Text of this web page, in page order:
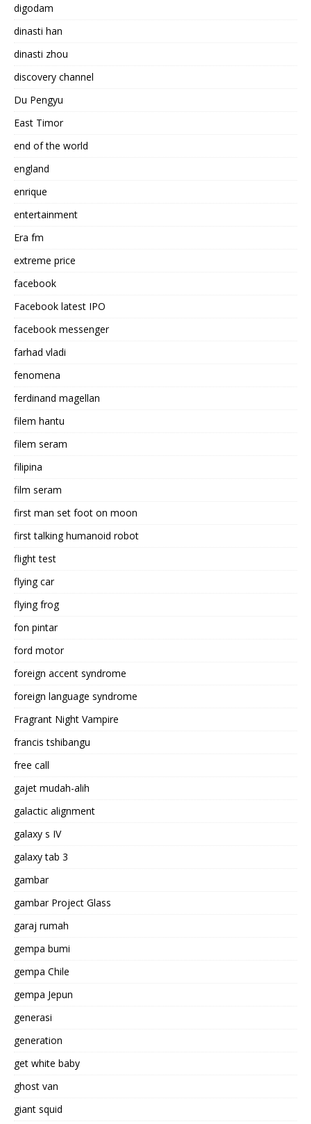
digodam
dinasti han
dinasti zhou
discovery channel
Du Pengyu
East Timor
end of the world
england
enrique
entertainment
Era fm
extreme price
facebook
Facebook latest IPO
facebook messenger
farhad vladi
fenomena
ferdinand magellan
filem hantu
filem seram
filipina
film seram
first man set foot on moon
first talking humanoid robot
flight test
flying car
flying frog
fon pintar
ford motor
foreign accent syndrome
foreign language syndrome
Fragrant Night Vampire
francis tshibangu
free call
gajet mudah-alih
galactic alignment
galaxy s IV
galaxy tab 3
gambar
gambar Project Glass
garaj rumah
gempa bumi
gempa Chile
gempa Jepun
generasi
generation
get white baby
ghost van
giant squid